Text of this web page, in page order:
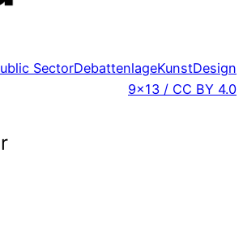
SectorDebattenlageKunstDesign
9×13 / CC BY 4.0